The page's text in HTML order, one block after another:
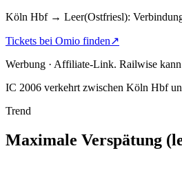
Köln Hbf → Leer(Ostfriesl):
Tickets bei Omio finden↗
Werbung · Affiliate-Link. Railwise
IC 2006 verkehrt zwischen Köln Hbf
Trend
Maximale Verspätung